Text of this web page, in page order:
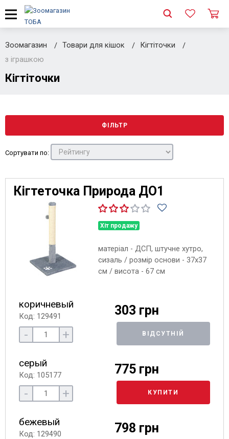
Зоомагазин Товари для кішок
Кігтіточки
з іграшкою
Кігтіточки
ФІЛЬТР
Сортувати по:
Кігтеточка Природа ДО1
Хіт продажу
матеріал - ДСП, штучне хутро,
сизаль / розмір основи - 37х37
см / висота - 67 см
коричневый
Код: 129491 303 грн
- + ВІДСУТНІЙ
серый
Код: 105177 775 грн
- + КУПИТИ
бежевый
Код: 129490 798 грн